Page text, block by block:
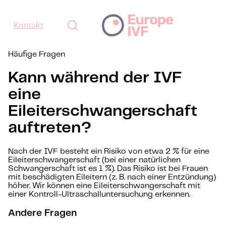
Kontakt
Häufige Fragen
Kann während der IVF
eine
Eileiterschwangerschaft
auftreten?
Nach der IVF besteht ein Risiko von etwa 2 % für eine
Eileiterschwangerschaft (bei einer natürlichen
Schwangerschaft ist es 1 %). Das Risiko ist bei Frauen
mit beschädigten Eileitern (z. B. nach einer Entzündung)
höher. Wir können eine Eileiterschwangerschaft mit
einer Kontroll-Ultraschalluntersuchung erkennen.
Andere Fragen